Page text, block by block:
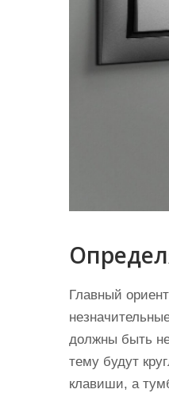
Главный
должны быть
тему будут
клавиши, а